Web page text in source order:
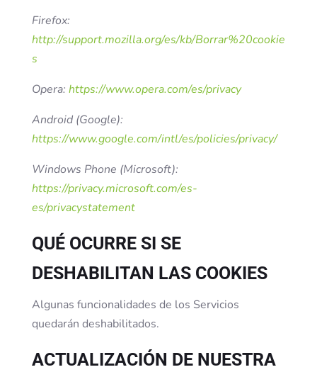
Firefox:
http://support.mozilla.org/es/kb/Borrar%20cookie
s
Opera: https://www.opera.com/es/privacy
Android (Google):
https://www.google.com/intl/es/policies/privacy/
Windows Phone (Microsoft):
https://privacy.microsoft.com/es-
es/privacystatement
QUÉ OCURRE SI SE
DESHABILITAN LAS COOKIES
Algunas funcionalidades de los Servicios
quedarán deshabilitados.
ACTUALIZACIÓN DE NUESTRA